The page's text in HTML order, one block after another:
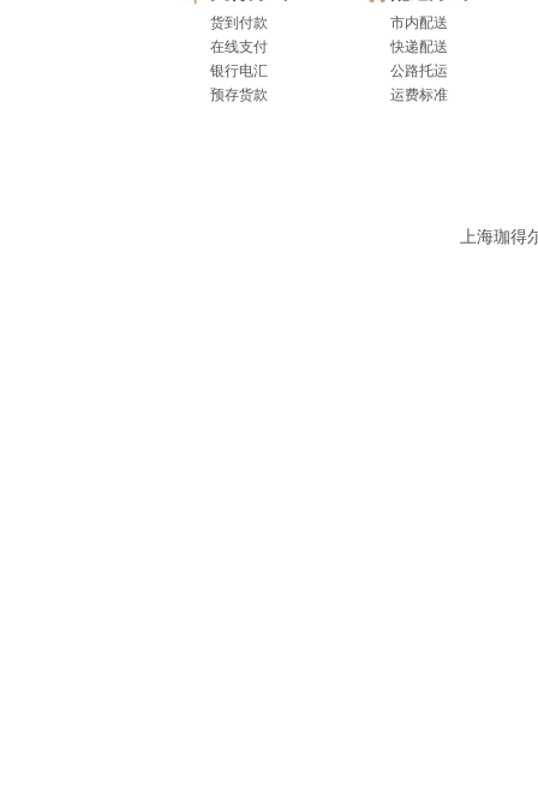
货到付款
在线支付
银行电汇
预存货款
市内配送
快递配送
公路托运
运费标准
上海珈得